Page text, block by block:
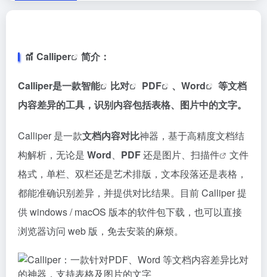
Calliper 简介：
Calliper是一款智能 比对 PDF 、 Word
等文档
内容差异的工具，识别内容包括表格、图片中的文字。
Calliper 是一款文档内容对比神器，基于高精度文档结
构解析，无论是 Word、 PDF还是图片、 扫描件
文件
格式，单栏、双栏还是艺术排版，文本段落还是表格，
都能准确识别差异，并提供对比结果。目前 Calliper 提
供 windows / macOS 版本的软件包下载，也可以直接
浏览器访问 web 版，免去安装的麻烦。